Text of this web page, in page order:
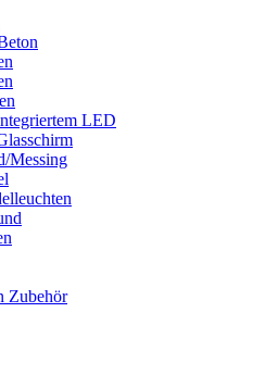
LED
Messing
Zubehör